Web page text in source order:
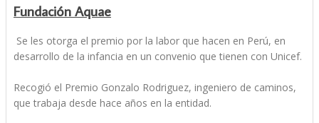
Fundación Aquae
Se les otorga el premio por la labor que hacen en Perú, en
desarrollo de la infancia en un convenio que tienen con Unicef.
Recogió el Premio Gonzalo Rodriguez, ingeniero de caminos,
que trabaja desde hace años en la entidad.